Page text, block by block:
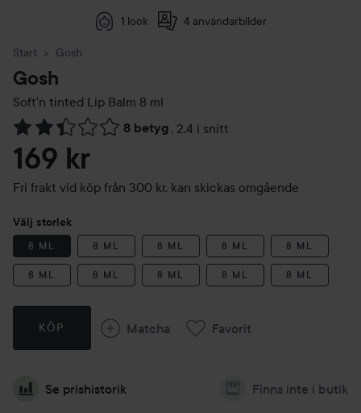
1 look 4 användarbilder
Start Gosh
Gosh
Soft'n tinted Lip Balm 8 ml
8 betyg , 2.4 i snitt
Hoppa till Betyg & kommentarer
169 kr
Fri frakt vid köp från 300 kr, kan skickas omgående
Välj storlek
8 ML 8 ML 8 ML 8 ML 8 ML
8 ML 8 ML 8 ML 8 ML 8 ML
KÖP Matcha Favorit
Se prishistorik Finns inte i butik